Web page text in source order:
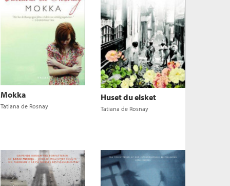
Mokka
Tatiana de Rosnay
Huset du elsket
Tatiana de Rosnay